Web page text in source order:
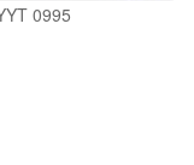
0995